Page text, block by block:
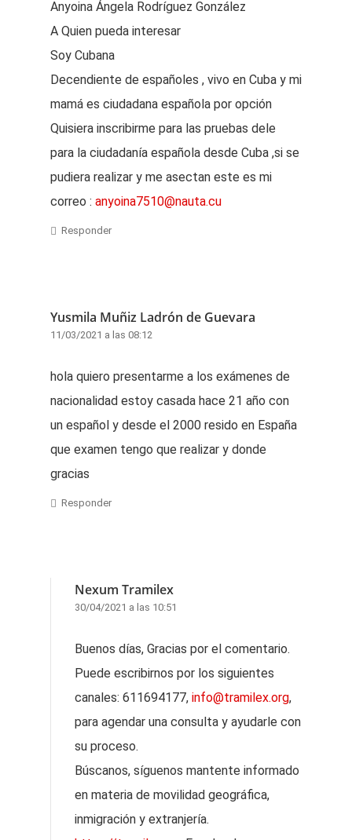
Anyoina Ángela Rodríguez González
A Quien pueda interesar
Soy Cubana
Decendiente de españoles , vivo en Cuba y mi
mamá es ciudadana española por opción
Quisiera inscribirme para las pruebas dele
para la ciudadanía española desde Cuba ,si se
pudiera realizar y me asectan este es mi
correo : anyoina7510@nauta.cu
Responder
Yusmila Muñiz Ladrón de Guevara
11/03/2021 a las 08:12
hola quiero presentarme a los exámenes de
nacionalidad estoy casada hace 21 año con
un español y desde el 2000 resido en España
que examen tengo que realizar y donde
gracias
Responder
Nexum Tramilex
30/04/2021 a las 10:51
Buenos días, Gracias por el comentario.
Puede escribirnos por los siguientes
canales: 611694177, info@tramilex.org,
para agendar una consulta y ayudarle con
su proceso.
Búscanos, síguenos mantente informado
en materia de movilidad geográfica,
inmigración y extranjería.